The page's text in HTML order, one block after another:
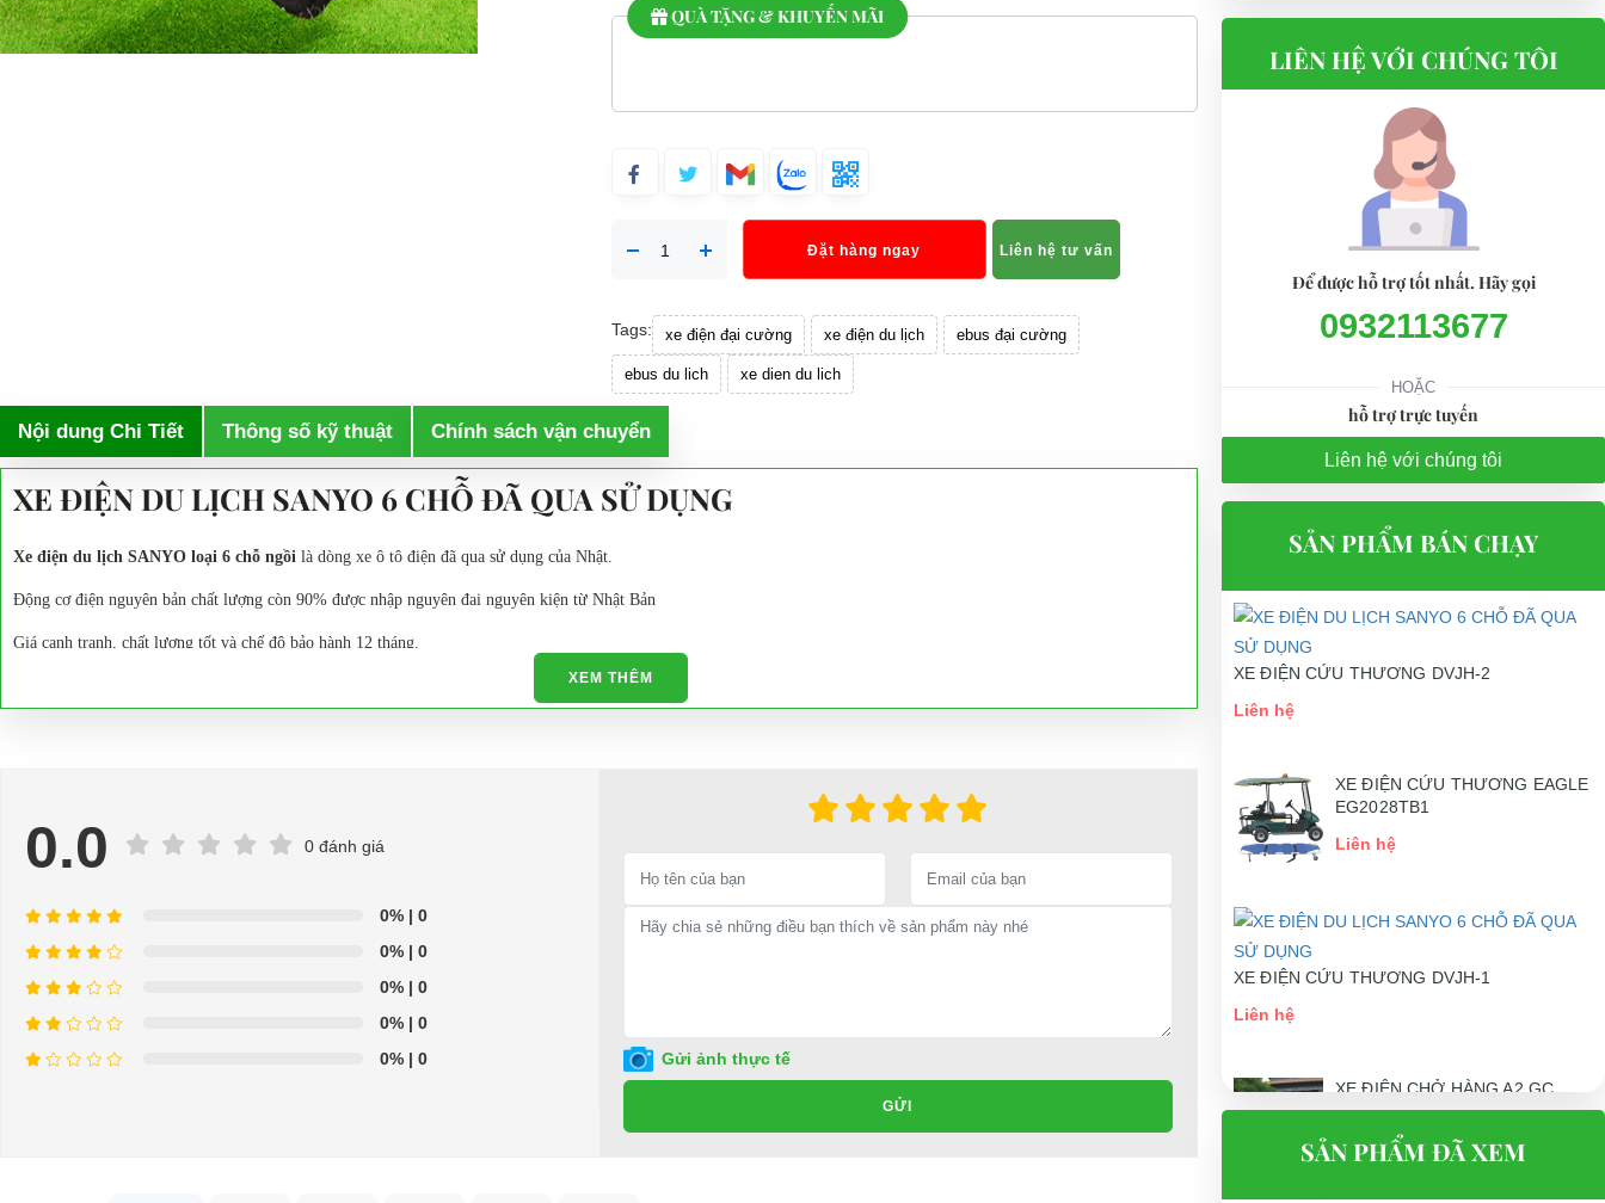
QUÀ TẶNG & KHUYẾN MÃI
Đặt hàng ngay Liên hệ tư vấn
Tags: xe điện đại cường xe điện du lịch ebus đại cường
ebus du lich xe dien du lich
Nội dung Chi Tiết Thông số kỹ thuật Chính sách vận chuyển
XE ĐIỆN DU LỊCH SANYO 6 CHỖ ĐÃ QUA SỬ DỤNG
Xe điện du lịch SANYO loại 6 chỗ ngồi là dòng xe ô tô điện đã qua sử dụng của Nhật.
Động cơ điện nguyên bản chất lượng còn 90% được nhập nguyên đai nguyên kiện từ Nhật Bản
Giá cạnh trạnh, chất lượng tốt và chế độ bảo hành 12 tháng.
XEM THÊM
0.0 0 đánh giá
0%| 0
0%| 0
0%| 0
0%| 0
0%| 0 Gửi ảnh thực tế
GỬI
LIÊN HỆ VỚI CHÚNG TÔI
Để được hỗ trợ tốt nhất. Hãy gọi
0932113677
HOẶC
hỗ trợ trực tuyến
Liên hệ với chúng tôi
SẢN PHẨM BÁN CHẠY
XE ĐIỆN CỨU THƯƠNG DVJH-2
Liên hệ
XE ĐIỆN CỨU THƯƠNG EAGLE
EG2028TB1
Liên hệ
XE ĐIỆN CỨU THƯƠNG DVJH-1
Liên hệ
XE ĐIỆN CHỞ HÀNG A2.GC
SẢN PHẨM ĐÃ XEM